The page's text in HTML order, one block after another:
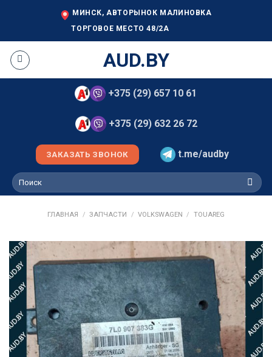
МИНСК, АВТОРЫНОК МАЛИНОВКА
ТОРГОВОЕ МЕСТО 48/2А
AUD.BY
+375 (29) 657 10 61
+375 (29) 632 26 72
ЗАКАЗАТЬ ЗВОНОК t.me/audby
Искать:
ГЛАВНАЯ / ЗАПЧАСТИ / VOLKSWAGEN / TOUAREG